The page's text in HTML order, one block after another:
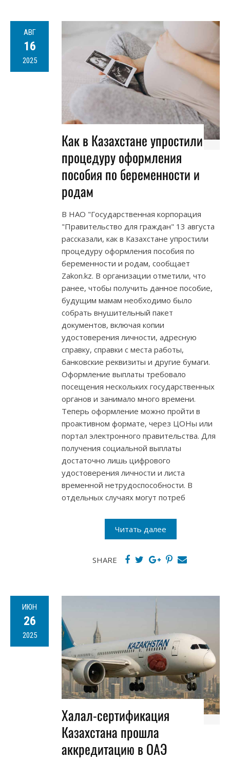
АВГ
16
2025
Как в Казахстане упростили
процедуру оформления
пособия по беременности и
родам
В НАО "Государственная корпорация
"Правительство для граждан" 13 августа
рассказали, как в Казахстане упростили
процедуру оформления пособия по
беременности и родам, сообщает
Zakon.kz. В организации отметили, что
ранее, чтобы получить данное пособие,
будущим мамам необходимо было
собрать внушительный пакет
документов, включая копии
удостоверения личности, адресную
справку, справки с места работы,
банковские реквизиты и другие бумаги.
Оформление выплаты требовало
посещения нескольких государственных
органов и занимало много времени.
Теперь оформление можно пройти в
проактивном формате, через ЦОНы или
портал электронного правительства. Для
получения социальной выплаты
достаточно лишь цифрового
удостоверения личности и листа
временной нетрудоспособности. В
отдельных случаях могут потреб
Читать далее
SHARE
ИЮН
26
2025
Халал-сертификация
Казахстана прошла
аккредитацию в ОАЭ